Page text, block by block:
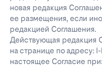
новая редакция
ее размещения, если
редакцией Соглашения.
Действующая редакция
на странице по адресу:
настоящее Согласие